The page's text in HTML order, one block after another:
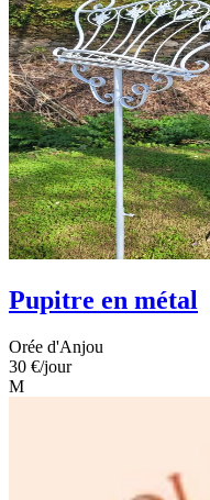
Pupitre en métal
Orée d'Anjou
30 €/jour
M